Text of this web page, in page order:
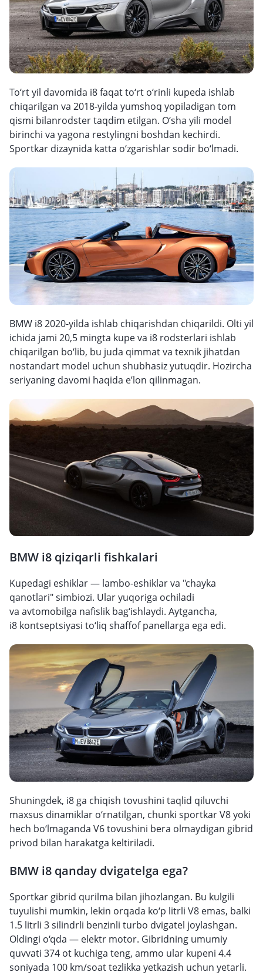
To‘rt yil davomida i8 faqat to‘rt o‘rinli kupeda ishlab
chiqarilgan va 2018-yilda yumshoq yopiladigan tom
qismi bilanrodster taqdim etilgan. O‘sha yili model
birinchi va yagona restylingni boshdan kechirdi.
Sportkar dizaynida katta o‘zgarishlar sodir bo‘lmadi.
BMW i8 2020-yilda ishlab chiqarishdan chiqarildi. Olti yil
ichida jami 20,5 mingta kupe va i8 rodsterlari ishlab
chiqarilgan bo‘lib, bu juda qimmat va texnik jihatdan
nostandart model uchun shubhasiz yutuqdir. Hozircha
seriyaning davomi haqida e’lon qilinmagan.
BMW i8 qiziqarli fishkalari
Kupedagi eshiklar — lambo-eshiklar va "chayka
qanotlari" simbiozi. Ular yuqoriga ochiladi
va avtomobilga nafislik bag‘ishlaydi. Aytgancha,
i8 kontseptsiyasi to‘liq shaffof panellarga ega edi.
Shuningdek, i8 ga chiqish tovushini taqlid qiluvchi
maxsus dinamiklar o‘rnatilgan, chunki sportkar V8 yoki
hech bo‘lmaganda V6 tovushini bera olmaydigan gibrid
privod bilan harakatga keltiriladi.
BMW i8 qanday dvigatelga ega?
Sportkar gibrid qurilma bilan jihozlangan. Bu kulgili
tuyulishi mumkin, lekin orqada ko‘p litrli V8 emas, balki
1.5 litrli 3 silindrli benzinli turbo dvigatel joylashgan.
Oldingi o‘qda — elektr motor. Gibridning umumiy
quvvati 374 ot kuchiga teng, ammo ular kupeni 4.4
soniyada 100 km/soat tezlikka yetkazish uchun yetarli.